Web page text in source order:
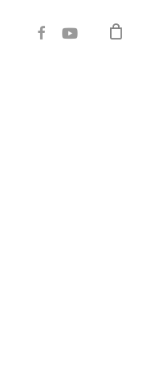
FACEBOOKYOUTUBE